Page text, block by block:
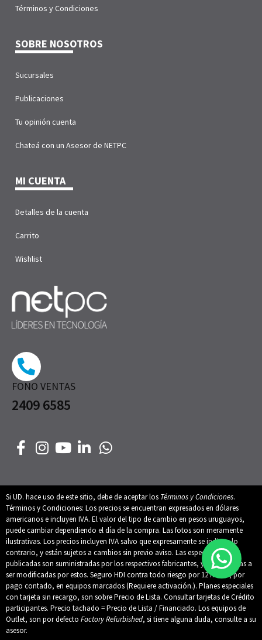
FONO VENTAS
2409 6585
Términos y Condiciones
SOBRE NOSOTROS
Sucursales
Publicaciones
Tu opinión cuenta
Chateá con un Asesor de NETPC
MI CUENTA
Detalles de la cuenta
Carrito
Wishlist
Si UD. hace uso de este sitio, debe de aceptar los Términos y Condiciones.
Términos y Condiciones: Los precios se encuentran expresados en dólares
americanos e incluyen IVA. El valor del tipo de cambio en pesos uruguayos,
puede cambiar dependiendo el día de la compra. Las fotos son meramente
ilustrativas. Los precios incluyen IVA salvo que expresamente se indique lo
contrario, y están sujetos a cambios sin previo aviso. Las especificaciones
publicadas son suministradas por los respectivos fabricantes, y están sujetas a
ser modificadas por estos. Seguro HDI contra todo riesgo por 12 meses, por
pago contado, en equipos marcados (Requiere activación.). Planes especiales
con tarjeta sin recargo, son sobre Precio de Lista. Consultar tarjetas de Crédito
participantes. Precio tachado = Precio de Lista / Financiado. Los equipos de
Outlet, son por defecto Factory Refurbished, si tiene alguna duda, consulte a su
asesor.